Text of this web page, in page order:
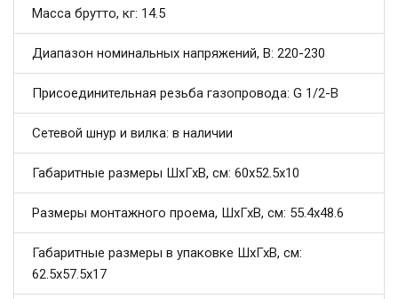
Масса брутто, кг: 14.5
Диапазон номинальных напряжений, В: 220-230
Присоединительная резьба газопровода: G 1/2-В
Сетевой шнур и вилка: в наличии
Габаритные размеры ШхГхВ, см: 60x52.5x10
Размеры монтажного проема, ШхГхВ, см: 55.4x48.6
Габаритные размеры в упаковке ШхГхВ, см:
62.5x57.5x17